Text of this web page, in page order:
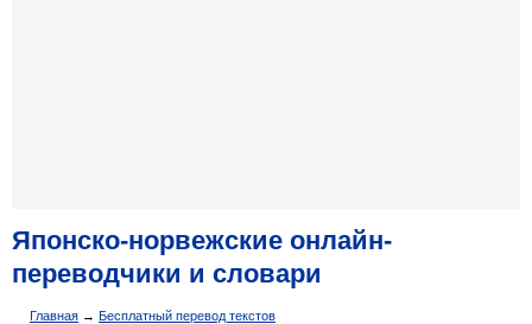
Японско-норвежские онлайн-
переводчики и словари
Главная → Бесплатный перевод текстов